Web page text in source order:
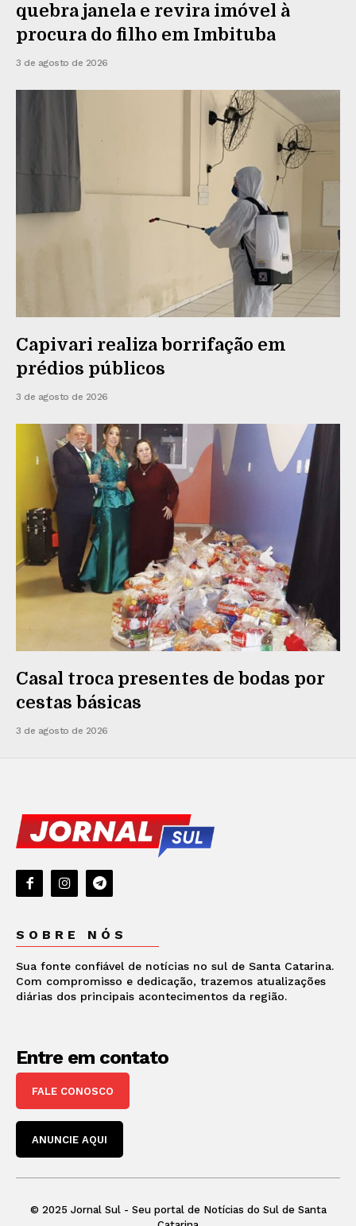
quebra janela e revira imóvel à
procura do filho em Imbituba
3 de agosto de 2026
Capivari realiza borrifação em
prédios públicos
3 de agosto de 2026
Casal troca presentes de bodas por
cestas básicas
3 de agosto de 2026
SOBRE NÓS
Sua fonte confiável de notícias no sul de Santa Catarina.
Com compromisso e dedicação, trazemos atualizações
diárias dos principais acontecimentos da região.
Entre em contato
FALE CONOSCO
ANUNCIE AQUI
© 2025 Jornal Sul - Seu portal de Notícias do Sul de Santa